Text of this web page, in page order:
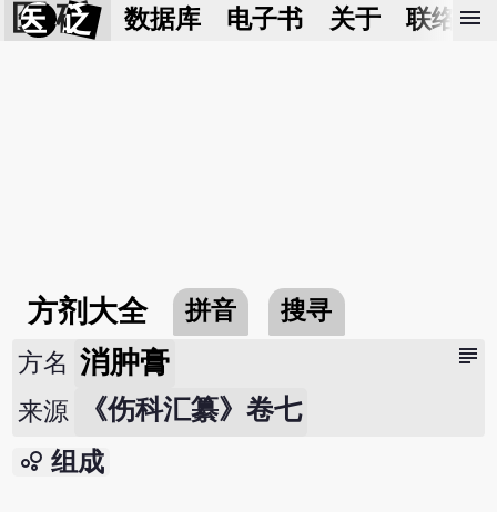
医 砭 数据库 电子书 关于 联络我
menu
方剂大全 拼音 搜寻
subject
方名 消肿膏
来源 《伤科汇纂》卷七
bubble_chart 组成